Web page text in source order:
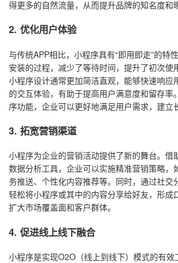
得更多的自然流量，从而提升品牌的知名度和
2. 优化用户体验
与传统APP相比，小程序具有“即用即走”的特
安装的过程，减少了等待时间，提升了初次使
小程序设计通常更加简洁直观，能够快速响应
的交互体验，有助于提高用户满意度和留存率
序功能，企业可以更好地满足用户需求，建立
3. 拓宽营销渠道
小程序为企业的营销活动提供了新的舞台。借
数据分析工具，企业可以实施精准营销策略，
务推送、个性化内容推荐等。同时，通过社交
轻松将小程序或其中的内容分享给好友，形成
扩大市场覆盖面和客户群体。
4. 促进线上线下融合
小程序是实现O2O（线上到线下）模式的有效